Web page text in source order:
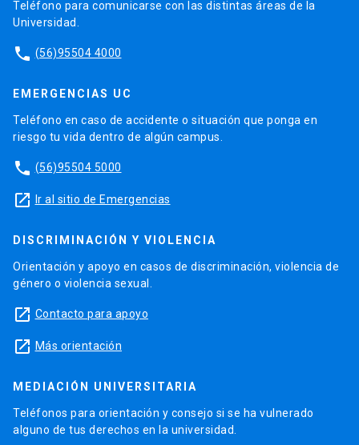
Teléfono para comunicarse con las distintas áreas de la
Universidad.
phone (56)95504 4000
EMERGENCIAS UC
Teléfono en caso de accidente o situación que ponga en
riesgo tu vida dentro de algún campus.
phone (56)95504 5000
launch Ir al sitio de Emergencias
DISCRIMINACIÓN Y VIOLENCIA
Orientación y apoyo en casos de discriminación, violencia de
género o violencia sexual.
launch Contacto para apoyo
launch Más orientación
MEDIACIÓN UNIVERSITARIA
Teléfonos para orientación y consejo si se ha vulnerado
alguno de tus derechos en la universidad.